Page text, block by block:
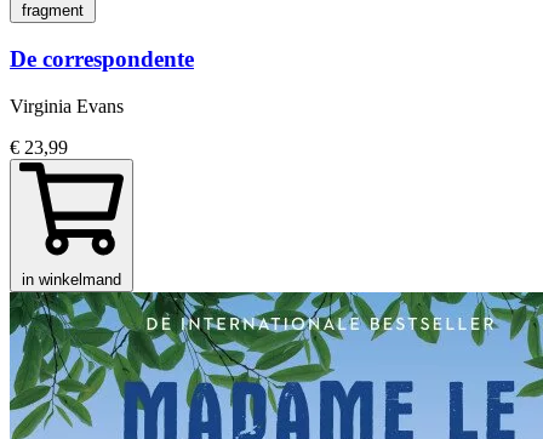
fragment
De correspondente
Virginia Evans
€ 23,99
in winkelmand